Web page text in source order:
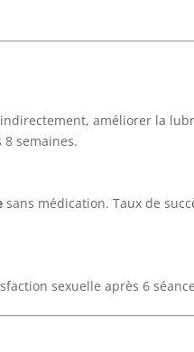
améliorer la
semaines.
sans médication. Taux de
sexuelle après 6